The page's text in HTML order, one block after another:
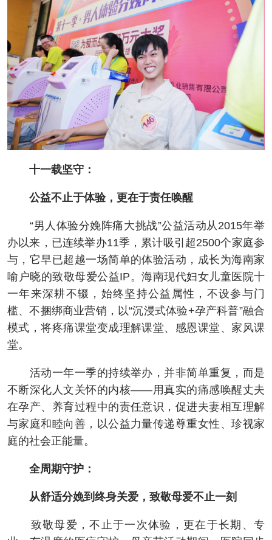
十一载坚守：
公益不止于体验，更在于责任唤醒
“男人体验分娩阵痛大挑战”公益活动从2015年举
办以来，已连续举办11季，累计吸引超2500个家庭参
与，它早已超越一场简单的体验活动，成长为海南家
喻户晓的致敬母爱公益IP。海南现代妇女儿童医院十
一年来深耕不辍，始终坚持公益属性，不设参与门
槛、不捆绑商业营销，以“沉浸式体验+孕产科普”融合
模式，将疼痛课堂变成理解课堂、感恩课堂、家风课
堂。
活动一年一季的持续举办，并非简单重复，而是
不断深化人文关怀的内核——用真实的痛感唤醒丈夫
在孕产、养育过程中的责任意识，促进夫妻相互理解
与家庭和睦向善，以公益力量传递尊重女性、珍视家
庭的社会正能量。
全周期守护：
从舒适分娩到终身关爱，致敬母爱不止一刻
致敬母爱，不止于一次体验，更在于长期、专